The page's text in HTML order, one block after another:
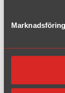
Marknadsföring
Kadett
EC-typ:-